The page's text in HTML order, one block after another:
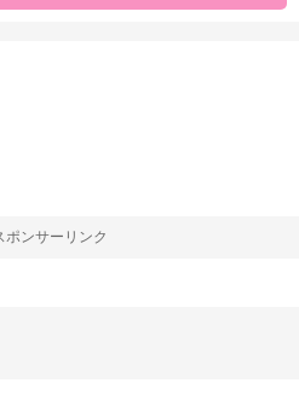
ポンサーリンク